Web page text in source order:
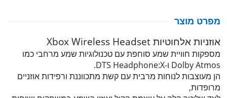
מפרט מוצר
אוזניות אלחוטיות Xbox Wireless Headset
מספקות חוויית שמע סוחפת עם טכנולוגיות שמע מרחבי כמו
Dolby Atmos ו-DTS Headphone:X.
הן מעוצבות לנוחות מרבית עם קשת מתכווננת ורפידות אוזניים
מרופדות,